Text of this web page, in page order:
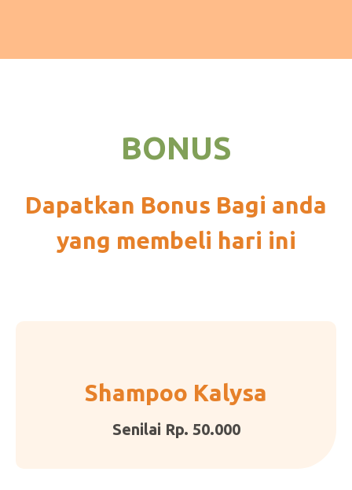
BONUS
Dapatkan Bonus Bagi anda
yang membeli hari ini
Shampoo Kalysa
Senilai Rp. 50.000